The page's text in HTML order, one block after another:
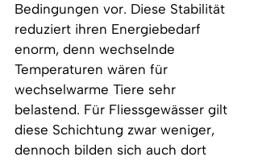
Bedingungen vor. Diese Stabilität
reduziert ihren Energiebedarf
enorm, denn wechselnde
Temperaturen wären für
wechselwarme Tiere sehr
belastend. Für Fliessgewässer gilt
diese Schichtung zwar weniger,
dennoch bilden sich auch dort